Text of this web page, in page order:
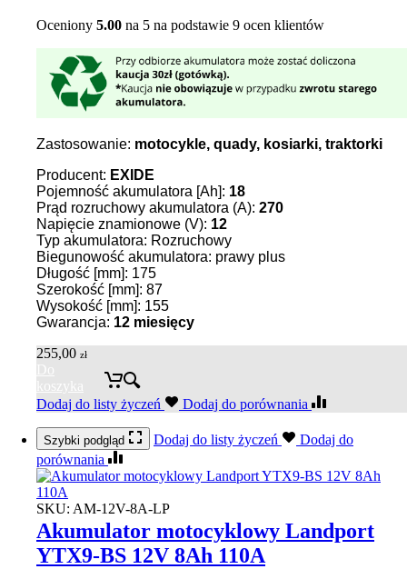
Oceniony 5.00 na 5 na podstawie 9 ocen klientów
Zastosowanie: motocykle, quady, kosiarki, traktorki
Producent: EXIDE
Pojemność akumulatora [Ah]: 18
Prąd rozruchowy akumulatora (A): 270
Napięcie znamionowe (V): 12
Typ akumulatora: Rozruchowy
Biegunowość akumulatora: prawy plus
Długość [mm]: 175
Szerokość [mm]: 87
Wysokość [mm]: 155
Gwarancja: 12 miesięcy
255,00 zł
Do
koszyka
Dodaj do listy życzeń
Dodaj do porównania
Szybki podgląd Dodaj do listy życzeń
Dodaj do
porównania
SKU: AM-12V-8A-LP
Akumulator motocyklowy Landport
YTX9-BS 12V 8Ah 110A